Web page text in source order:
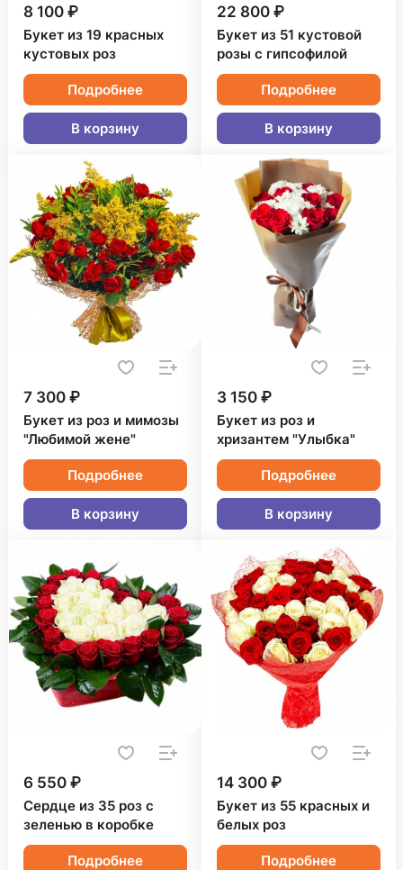
8 100 ₽
Букет из 19 красных
кустовых роз
Подробнее
В корзину
22 800 ₽
Букет из 51 кустовой
розы с гипсофилой
Подробнее
В корзину
7 300 ₽
Букет из роз и мимозы
"Любимой жене"
Подробнее
В корзину
3 150 ₽
Букет из роз и
хризантем "Улыбка"
Подробнее
В корзину
6 550 ₽
Сердце из 35 роз с
зеленью в коробке
Подробнее
14 300 ₽
Букет из 55 красных и
белых роз
Подробнее